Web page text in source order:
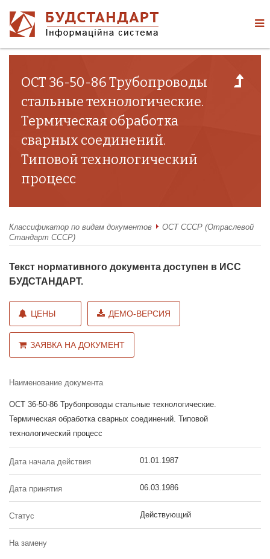
ОСТ 36-50-86 Трубопроводы
стальные технологические.
Термическая обработка
сварных соединений.
Типовой технологический
процесс
Классификатор по видам документов
ОСТ СССР (Отраслевой
Стандарт СССР)
Текст нормативного документа доступен в ИСС
БУДСТАНДАРТ.
ЦЕНЫ ДЕМО-ВЕРСИЯ
ЗАЯВКА НА ДОКУМЕНТ
Наименование документа
ОСТ 36-50-86 Трубопроводы стальные технологические.
Термическая обработка сварных соединений. Типовой
технологический процесс
Дата начала действия 01.01.1987
Дата принятия 06.03.1986
Статус Действующий
На замену